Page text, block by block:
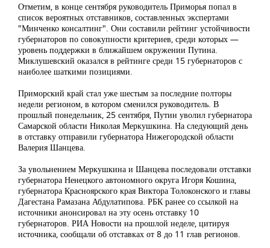
Отметим, в конце сентября руководитель Приморья попал в
список вероятных отставников, составленных экспертами
"Минченко консалтинг". Они составили рейтинг устойчивости
губернаторов по совокупности критериев, среди которых —
уровень поддержки в ближайшем окружении Путина.
Миклушевский оказался в рейтинге среди 15 губернаторов с
наиболее шаткими позициями.
Приморский край стал уже шестым за последние полторы
недели регионом, в котором сменился руководитель. В
прошлый понедельник, 25 сентября, Путин уволил губернатора
Самарской области Николая Меркушкина. На следующий день
в отставку отправили губернатора Нижегородской области
Валерия Шанцева.
За увольнением Меркушкина и Шанцева последовали отставки
губернатора Ненецкого автономного округа Игоря Кошина,
губернатора Красноярского края Виктора Толоконского и главы
Дагестана Рамазана Абдулатипова. РБК ранее со ссылкой на
источники анонсировал на эту осень отставку 10
губернаторов. РИА Новости на прошлой неделе, цитируя
источника, сообщали об отставках от 8 до 11 глав регионов.